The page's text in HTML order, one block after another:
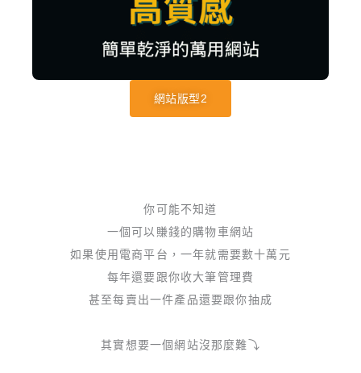
網站版型2
你可能不知道
一個可以賺錢的購物車網站
如果使用電商平台，一年就需要數十萬元
每年還要跟你收大筆管理費
甚至每賣出一件產品還要跟你抽成
其實想要一個網站沒那麼難⤵️